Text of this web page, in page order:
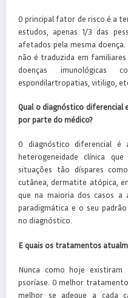
O principal fator de risco é a
estudos, apenas 1/3 das
afetados pela mesma
não é traduzida em
doenças imunológicas
espondilartropatias, vitiligo,
Qual o diagnóstico diferencial
por parte do médico?
O diagnóstico diferencial
heterogeneidade clínica
situações tão díspares
cutânea, dermatite atópica,
que na maioria dos casos a
paradigmática e o seu
no diagnóstico.
E quais os tratamentos
Nunca como hoje
psoríase. O melhor
melhor se adeque a cada